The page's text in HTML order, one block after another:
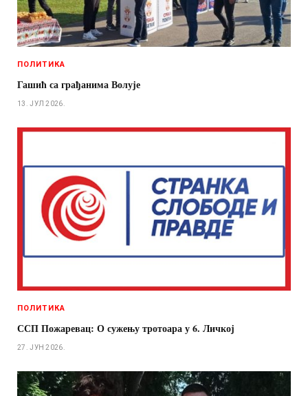
ПОЛИТИКА
Гашић са грађанима Волује
13. ЈУЛ 2026.
ПОЛИТИКА
ССП Пожаревац: О сужењу тротоара у 6. Личкој
27. ЈУН 2026.